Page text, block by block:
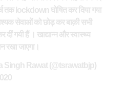
तक lockdown घोषित कर दिया गया
सेवाओं को छोड़ कर बाक़ी सभी
दीं गयी हैं । खाद्यान्न और स्वास्थ्य
रखा जाएगा।
Rawat (@tsrawatbjp)